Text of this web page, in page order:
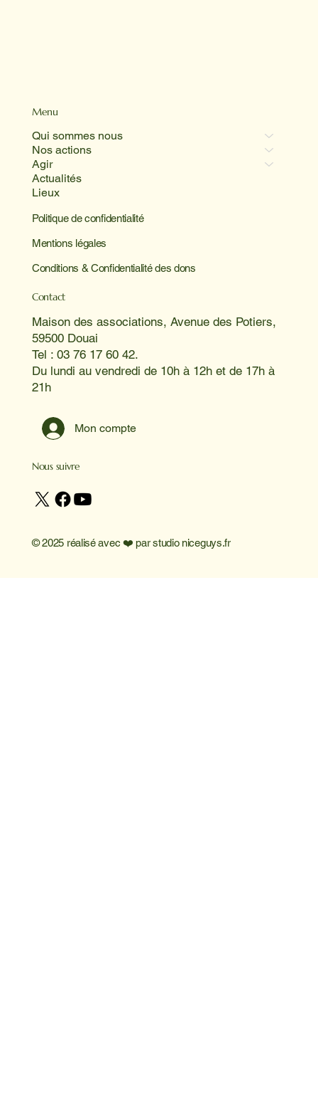
Menu
Qui sommes nous
Nos actions
Agir
Actualités
Lieux
Politique de confidentialité
Mentions légales
Conditions & Confidentialité des dons
Contact
Maison des associations, Avenue des Potiers,
59500 Douai
Tel : 03 76 17 60 42.
Du lundi au vendredi de 10h à 12h et de 17h à
21h
Mon compte
Nous suivre
© 2025 réalisé avec ❤️ parstudio niceguys.fr